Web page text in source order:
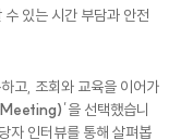
. 또한 중증장애를 가진
있는 시간 부담과 안전
고, 조회와 교육을 이어가
’을 선택했습니